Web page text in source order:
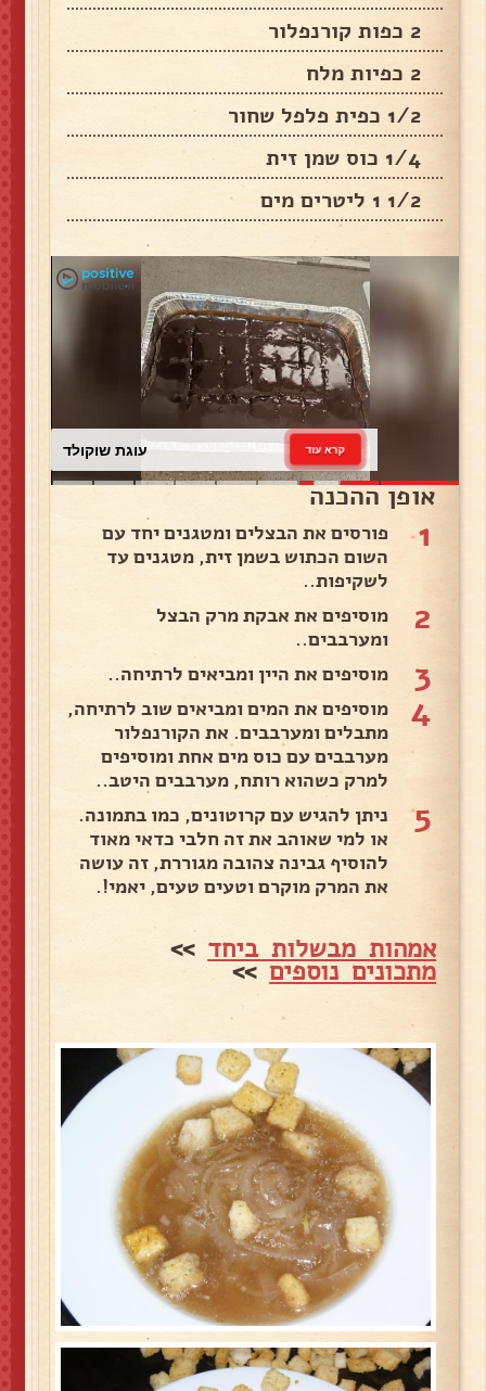
2 כפות קורנפלור
2 כפיות מלח
1/2 כפית פלפל שחור
1/4 כוס שמן זית
1/2 1 ליטרים מים
עוגת שוקולד קרא עוד
אופן ההכנה
1
פורסים את הבצלים ומטגנים יחד עם
השום הכתוש בשמן זית, מטגנים עד
לשקיפות..
2
מוסיפים את אבקת מרק הבצל
ומערבבים..
3 מוסיפים את היין ומביאים לרתיחה..
4
מוסיפים את המים ומביאים שוב לרתיחה,
מתבלים ומערבבים. את הקורנפלור
מערבבים עם כוס מים אחת ומוסיפים
למרק כשהוא רותח, מערבבים היטב..
5
ניתן להגיש עם קרוטונים, כמו בתמונה.
או למי שאוהב את זה חלבי כדאי מאוד
להוסיף גבינה צהובה מגוררת, זה עושה
את המרק מוקרם וטעים טעים, יאמי!.
אמהות מבשלות ביחד >>
מתכונים נוספים>>